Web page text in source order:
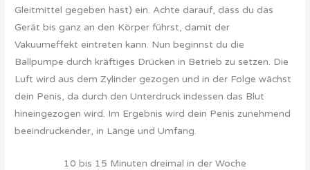
Gleitmittel gegeben hast) ein. Achte darauf, dass du das
Gerät bis ganz an den Körper führst, damit der
Vakuumeffekt eintreten kann. Nun beginnst du die
Ballpumpe durch kräftiges Drücken in Betrieb zu setzen. Die
Luft wird aus dem Zylinder gezogen und in der Folge wächst
dein Penis, da durch den Unterdruck indessen das Blut
hineingezogen wird. Im Ergebnis wird dein Penis zunehmend
beeindruckender, in Länge und Umfang.
10 bis 15 Minuten dreimal in der Woche